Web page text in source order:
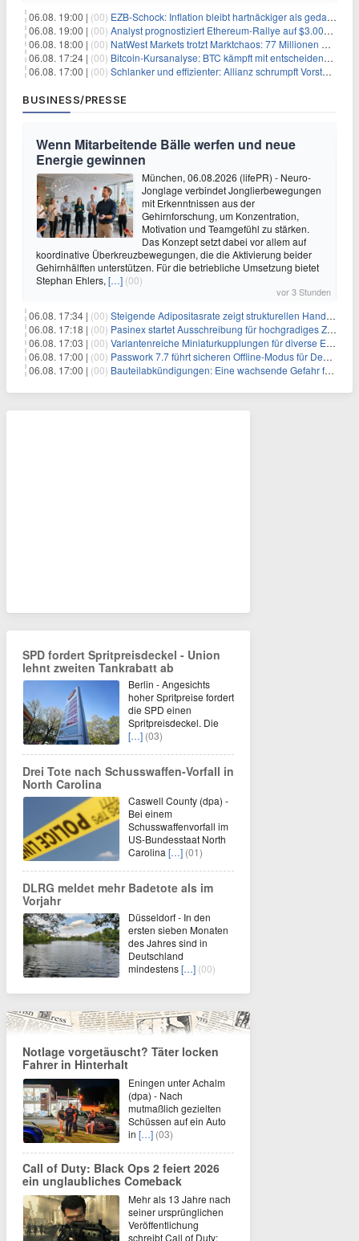
06.08. 19:00 | (00) EZB-Schock: Inflation bleibt hartnäckiger als gedacht – 2027 wird zum kritischen Test
06.08. 19:00 | (00) Analyst prognostiziert Ethereum-Rallye auf $3.000 nach entscheidendem On-Chain-Ausbruch
06.08. 18:00 | (00) NatWest Markets trotzt Marktchaos: 77 Millionen Pfund Gewinn im ersten Halbjahr
06.08. 17:24 | (00) Bitcoin-Kursanalyse: BTC kämpft mit entscheidender $65K-Hürde, während sich ein Liquidationscluster aufbaut
06.08. 17:00 | (00) Schlanker und effizienter: Allianz schrumpft Vorstand auf 8 Köpfe – das steckt dahinter
BUSINESS/PRESSE
Wenn Mitarbeitende Bälle werfen und neue
Energie gewinnen
München, 06.08.2026 (lifePR) - Neuro-
Jonglage verbindet Jonglierbewegungen
mit Erkenntnissen aus der
Gehirnforschung, um Konzentration,
Motivation und Teamgefühl zu stärken.
Das Konzept setzt dabei vor allem auf
koordinative Überkreuzbewegungen, die die Aktivierung beider
Gehirnhälften unterstützen. Für die betriebliche Umsetzung bietet
Stephan Ehlers, […] (00)
vor 3 Stunden
06.08. 17:34 | (00) Steigende Adipositasrate zeigt strukturellen Handlungsbedarf bei der Ernährung schulpflichtiger Kinder
06.08. 17:18 | (00) Pasinex startet Ausschreibung für hochgradiges Zinksulfidkonzentrat mit Germanium- und Silbergehalten und stellt ein Betriebsupdate bereit
06.08. 17:03 | (00) Variantenreiche Miniaturkupplungen für diverse Einsatzbereiche
06.08. 17:00 | (00) Passwork 7.7 führt sicheren Offline-Modus für Desktop- und Mobile-Apps ein
06.08. 17:00 | (00) Bauteilabkündigungen: Eine wachsende Gefahr für industrielle Elektroniksysteme
SPD fordert Spritpreisdeckel - Union
lehnt zweiten Tankrabatt ab
Berlin - Angesichts
hoher Spritpreise fordert
die SPD einen
Spritpreisdeckel. Die
[…] (03)
Drei Tote nach Schusswaffen-Vorfall in
North Carolina
Caswell County (dpa) -
Bei einem
Schusswaffenvorfall im
US-Bundesstaat North
Carolina […] (01)
DLRG meldet mehr Badetote als im
Vorjahr
Düsseldorf - In den
ersten sieben Monaten
des Jahres sind in
Deutschland
mindestens[…] (00)
Notlage vorgetäuscht? Täter locken
Fahrer in Hinterhalt
Eningen unter Achalm
(dpa) - Nach
mutmaßlich gezielten
Schüssen auf ein Auto
in […] (03)
Call of Duty: Black Ops 2 feiert 2026
ein unglaubliches Comeback
Mehr als 13 Jahre nach
seiner ursprünglichen
Veröffentlichung
schreibt Call of Duty: